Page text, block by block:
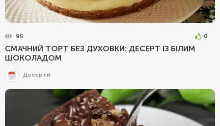
95 0
СМАЧНИЙ ТОРТ БЕЗ ДУХОВКИ: ДЕСЕРТ ІЗ БІЛИМ
ШОКОЛАДОМ
Десерти